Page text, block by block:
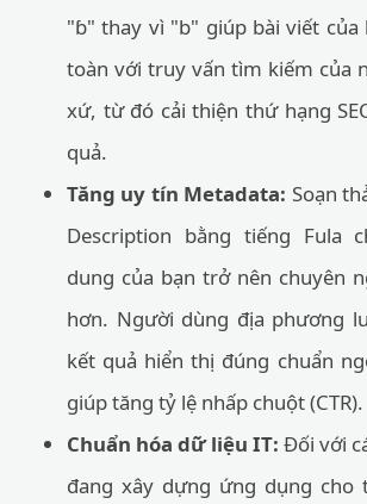
"ɓ" thay vì "b" giúp bài viết của
toàn với truy vấn tìm kiếm của
xứ, từ đó cải thiện thứ hạng
quả.
Tăng uy tín Metadata: Soạn
Description bằng tiếng Fula
dung của bạn trở nên chuyên
hơn. Người dùng địa phương
kết quả hiển thị đúng chuẩn
giúp tăng tỷ lệ nhấp chuột (CTR).
Chuẩn hóa dữ liệu IT: Đối với
đang xây dựng ứng dụng cho